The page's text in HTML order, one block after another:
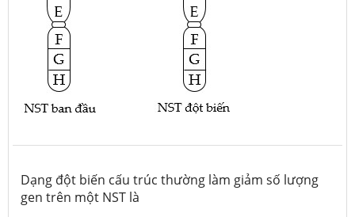
Dạng đột biến cấu trúc thường làm giảm số lượng
gen trên một NST là